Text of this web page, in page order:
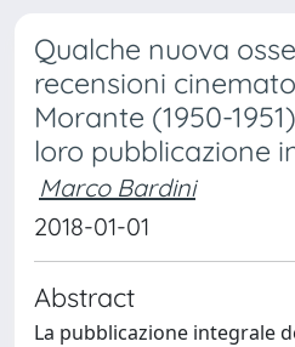
Qualche nuova
recensioni
Morante (1950-
loro pubblicazione
Marco Bardini
2018-01-01
Abstract
La pubblicazione integrale